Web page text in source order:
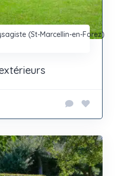
(St-Marcellin-en-Forez)